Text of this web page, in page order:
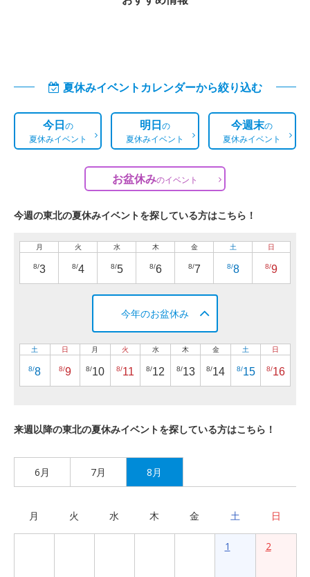
夏休みイベントカレンダーから絞り込む
今日の
夏休みイベント
明日の
夏休みイベント
今週末の
夏休みイベント
お盆休みのイベント
今週の東北の夏休みイベントを探している方はこちら！
月
8/3
火
8/4
水
8/5
木
8/6
金
8/7
土
8/8
日
8/9
今年のお盆休み
土
8/8
日
8/9
月
8/10
火
8/11
水
8/12
木
8/13
金
8/14
土
8/15
日
8/16
来週以降の東北の夏休みイベントを探している方はこちら！
6月 7月 8月
月 火 水 木 金 土 日
1 2